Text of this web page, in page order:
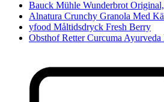
Bauck Mühle Wunderbrot
Alnatura Crunchy Granola Med
yfood Måltidsdryck Fresh Berry
Obsthof Retter Curcuma